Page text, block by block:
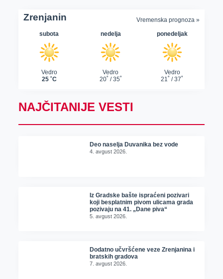
NAJČITANIJE VESTI
Deo naselja Duvanika bez vode
4. avgust 2026.
Iz Gradske bašte ispraćeni pozivari
koji besplatnim pivom ulicama grada
pozivaju na 41. „Dane piva“
5. avgust 2026.
Dodatno učvršćene veze Zrenjanina i
bratskih gradova
7. avgust 2026.